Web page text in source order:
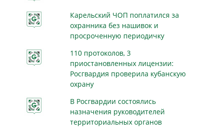
Карельский ЧОП поплатился за
охранника без нашивок и
просроченную периодичку
110 протоколов, 3
приостановленных лицензии:
Росгвардия проверила кубанскую
охрану
В Росгвардии состоялись
назначения руководителей
территориальных органов